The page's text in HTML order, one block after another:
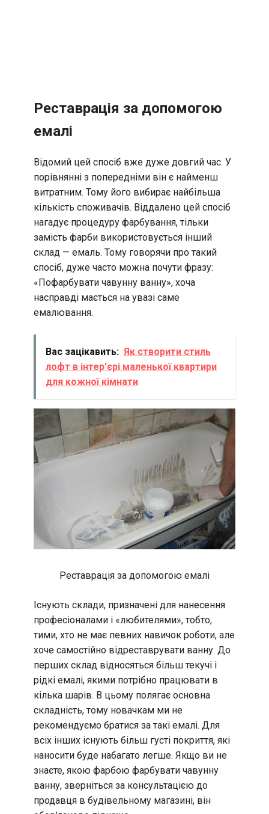
Реставрація за допомогою
емалі
Відомий цей спосіб вже дуже довгий час. У
порівнянні з попередніми він є найменш
витратним. Тому його вибирає найбільша
кількість споживачів. Віддалено цей спосіб
нагадує процедуру фарбування, тільки
замість фарби використовується інший
склад — емаль. Тому говорячи про такий
спосіб, дуже часто можна почути фразу:
«Пофарбувати чавунну ванну», хоча
насправді мається на увазі саме
емалювання.
Вас зацікавить: Як створити стиль
лофт в інтер'єрі маленької квартири
для кожної кімнати
Реставрація за допомогою емалі
Існують склади, призначені для нанесення
професіоналами і «любителями», тобто,
тими, хто не має певних навичок роботи, але
хоче самостійно відреставрувати ванну. До
перших склад відносяться більш текучі і
рідкі емалі, якими потрібно працювати в
кілька шарів. В цьому полягає основна
складність, тому новачкам ми не
рекомендуємо братися за такі емалі. Для
всіх інших існують більш густі покриття, які
наносити буде набагато легше. Якщо ви не
знаєте, якою фарбою фарбувати чавунну
ванну, зверніться за консультацією до
продавця в будівельному магазині, він